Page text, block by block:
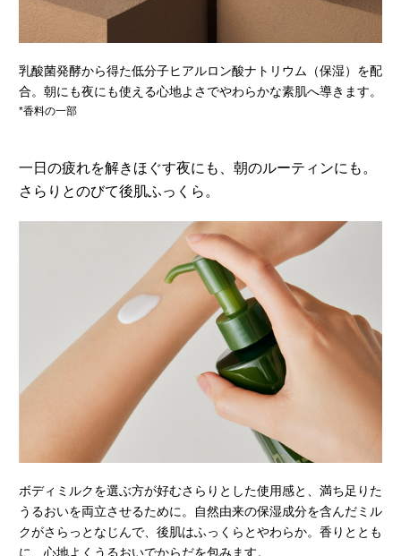
乳酸菌発酵から得た低分子ヒアルロン酸ナトリウム（保湿）を配
合。朝にも夜にも使える心地よさでやわらかな素肌へ導きます。
*香料の一部
一日の疲れを解きほぐす夜にも、朝のルーティンにも。
さらりとのびて後肌ふっくら。
ボディミルクを選ぶ方が好むさらりとした使用感と、満ち足りた
うるおいを両立させるために。自然由来の保湿成分を含んだミル
クがさらっとなじんで、後肌はふっくらとやわらか。香りととも
に、心地よくうるおいでからだを包みます。